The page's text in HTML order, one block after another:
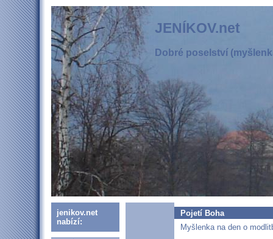
JENÍKOV.net
Dobré poselství
jenikov.net
nabízí:
Pojetí Boha
Myšlenka na den o